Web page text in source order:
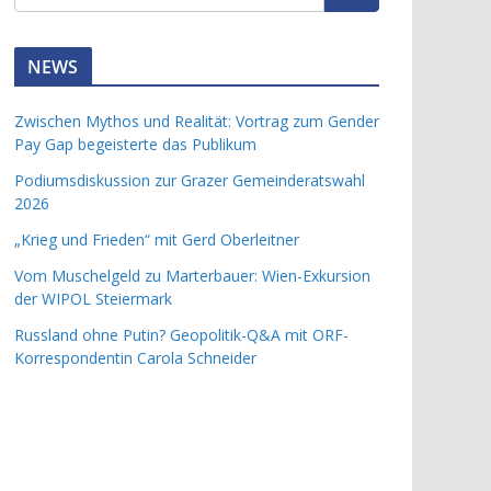
NEWS
Zwischen Mythos und Realität: Vortrag zum Gender
Pay Gap begeisterte das Publikum
Podiumsdiskussion zur Grazer Gemeinderatswahl
2026
„Krieg und Frieden“ mit Gerd Oberleitner
Vom Muschelgeld zu Marterbauer: Wien-Exkursion
der WIPOL Steiermark
Russland ohne Putin? Geopolitik-Q&A mit ORF-
Korrespondentin Carola Schneider